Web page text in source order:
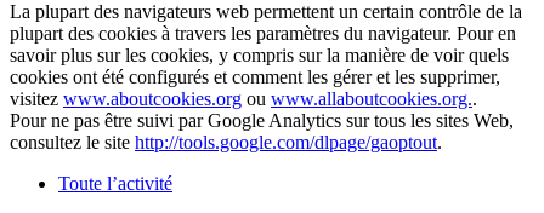
La plupart des navigateurs web permettent un certain contrôle de la
plupart des cookies à travers les paramètres du navigateur. Pour en
savoir plus sur les cookies, y compris sur la manière de voir quels
cookies ont été configurés et comment les gérer et les supprimer,
visitez www.aboutcookies.org ou www.allaboutcookies.org..
Pour ne pas être suivi par Google Analytics sur tous les sites Web,
consultez le site http://tools.google.com/dlpage/gaoptout.
Toute l’activité